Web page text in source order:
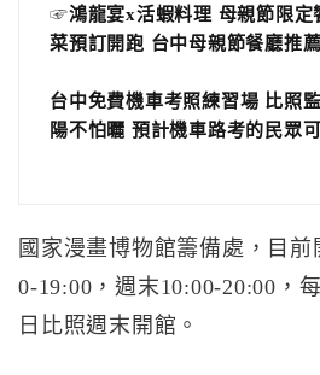
☞鴻龍宴x活蝦料理 母親節限定
菜預訂開跑 台中母親節餐廳推薦
台中免費機車考照練習場 比照
陽不怕曬 預計機車路考的民眾
國家漫畫博物館籌備處，目
0-19:00，週末10:00-20:00，
日比照週末開館。